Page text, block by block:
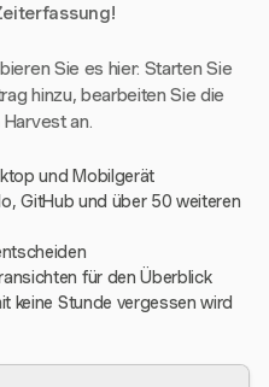
Sie es hier: Starten Sie
hinzu, bearbeiten Sie die
an.
und Mobilgerät
GitHub und über 50 weiteren
für den Überblick
keine Stunde vergessen wird